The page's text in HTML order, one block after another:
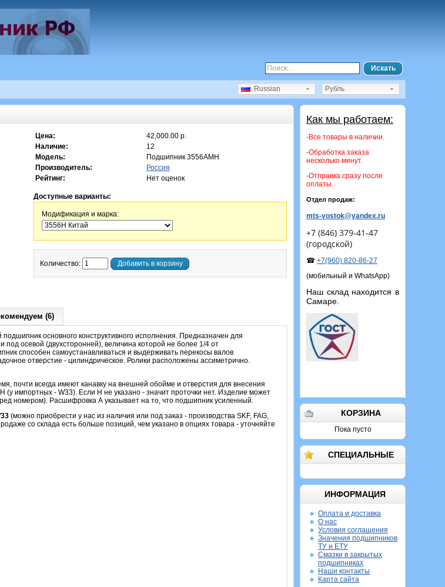
Искать
Рубль
Russian
Как мы работаем:
-Все товары в наличии.
-Обработка заказа
несколько минут.
-Отправка сразу после
оплаты.
Отдел продаж:
mts-vostok@yandex.ru
+7 (846) 379-41-47
(городской)
☎ +7(960) 820-86-27
(мобильный и WhatsApp)
Наш склад находится в
Самаре.
КОРЗИНА
Пока пусто
СПЕЦИАЛЬНЫЕ
ИНФОРМАЦИЯ
Оплата и доставка
О нас
Условия соглашения
Значения подшипников
ТУ и ЕТУ
Смазки в закрытых
подшипниках
Наши контакты
Карта сайта
Цена:
42,000.00 р.
Наличие:
12
Модель:
Подшипник 3556АМН
Производитель:
Россия
Рейтинг:
Нет оценок
Доступные варианты:
Модификация и марка:
Количество: Добавить в корзину
(6)
основного конструктивного исполнения. Предназначен для
под осевой (двухсторонней), величина которой не более 1/4 от
способен самоустанавливаться и выдерживать перекосы валов
отверстие - цилиндрическое. Ролики расположены ассиметрично.
почти всегда имеют канавку на внешней обойме и отверстия для внесения
(у импортных - W33). Если Н не указано - значит проточки нет. Изделие может
номером). Расшифровка А указывает на то, что подшипник усиленный.
(можно приобрести у нас из наличия или под заказ - производства SKF, FAG,
со склада есть больше позиций, чем указано в опциях товара - уточняйте